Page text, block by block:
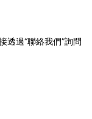
透過“聯絡我們”詢問